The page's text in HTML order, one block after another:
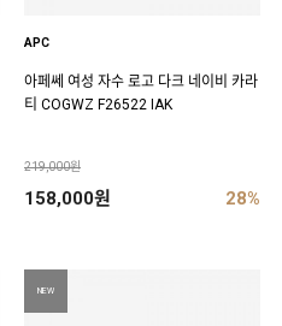
APC
아페쎄 여성 자수 로고 다크 네이비 카라
티 COGWZ F26522 IAK
219,000원
158,000원 28%
NEW